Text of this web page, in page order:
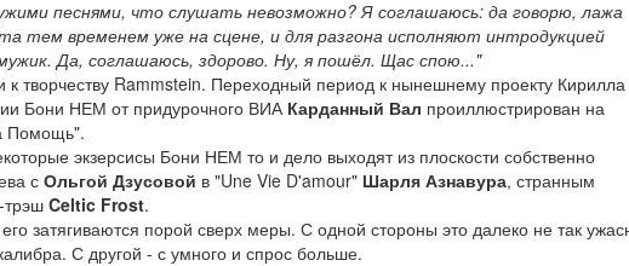
песнями, что слушать невозможно? Я соглашаюсь: да говорю, лажа
тем временем уже на сцене, и для разгона исполняют интродукцией
Да, соглашаюсь, здорово. Ну, я пошёл. Щас спою..."
к творчеству Rammstein. Переходный период к нынешнему проекту Кирилла
Бони НЕМ от придурочного ВИА Карданный Вал проиллюстрирован на
Помощь".
экзерсисы Бони НЕМ то и дело выходят из плоскости собственно
с Ольгой Дзусовой в "Une Vie D'amour" Шарля Азнавура, странным
Celtic Frost.
затягиваются порой сверх меры. С одной стороны это далеко не так
С другой - с умного и спрос больше.